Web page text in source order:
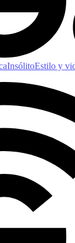
InsólitoEstilo y